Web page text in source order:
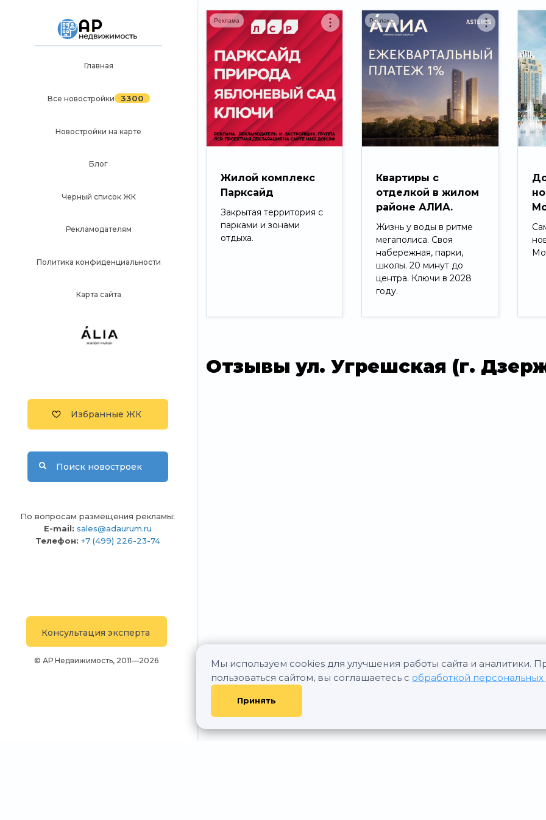
Мы используем cookies для улучшения работы сайта и аналитики.
пользоваться сайтом, вы соглашаетесь с обработкой
Принять
Главная
Все новостройки 3300
Новостройки на карте
Блог
Черный список ЖК
Рекламодателям
Политика конфиденциальности
Карта сайта
Избранные ЖК
Поиск новостроек
По вопросам размещения рекламы:
E-mail: sales@adaurum.ru
Телефон: +7 (499) 226-23-74
Консультация эксперта
© АР Недвижимость, 2011—2026
Все новостройки 3300
Рекламодателям
Жилой комплекс
Парксайд
Закрытая территория с
парками и зонами
отдыха.
Реклама
Квартиры с
отделкой в жилом
районе АЛИА.
Жизнь у воды в ритме
мегаполиса. Своя
набережная, парки,
школы. 20 минут до
центра. Ключи в 2028
году.
Реклама
Отзывы ул. Угрешская (г.